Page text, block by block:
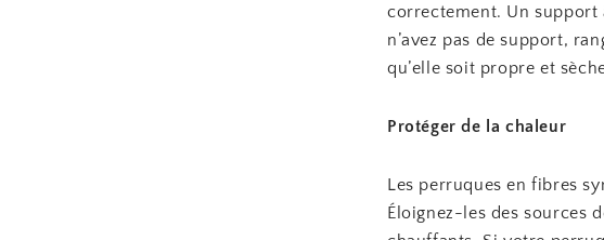
correctement. Un support
n’avez pas de support,
qu’elle soit propre et
Protéger de la chaleur
Les perruques en fibres
Éloignez-les des sources